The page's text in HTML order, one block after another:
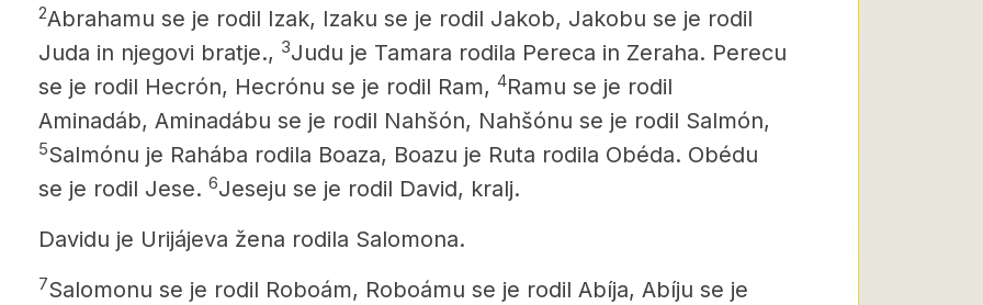
2Abrahamu se je rodil Izak, Izaku se je rodil Jakob, Jakobu se je rodil
Juda in njegovi bratje., 3Judu je Tamara rodila Pereca in Zeraha. Perecu
se je rodil Hecrón, Hecrónu se je rodil Ram, 4Ramu se je rodil
Aminadáb, Aminadábu se je rodil Nahšón, Nahšónu se je rodil Salmón,
5Salmónu je Rahába rodila Boaza, Boazu je Ruta rodila Obéda. Obédu
se je rodil Jese. 6Jeseju se je rodil David, kralj.
Davidu je Urijájeva žena rodila Salomona.
7Salomonu se je rodil Roboám, Roboámu se je rodil Abíja, Abíju se je